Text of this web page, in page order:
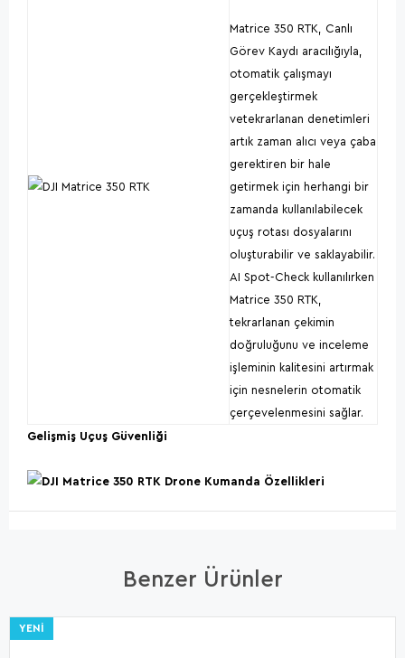
Matrice 350 RTK, Canlı
Görev Kaydı aracılığıyla,
otomatik çalışmayı
gerçekleştirmek
vetekrarlanan denetimleri
artık zaman alıcı veya çaba
gerektiren bir hale
getirmek için herhangi bir
zamanda kullanılabilecek
uçuş rotası dosyalarını
oluşturabilir ve saklayabilir.
AI Spot-Check kullanılırken
Matrice 350 RTK,
tekrarlanan çekimin
doğruluğunu ve inceleme
işleminin kalitesini artırmak
için nesnelerin otomatik
çerçevelenmesini sağlar.
Gelişmiş Uçuş Güvenliği
Benzer Ürünler
YENI